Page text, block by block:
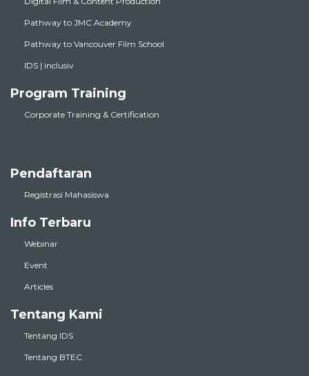
Pathway to JMC Academy
Pathway to Vancouver Film School
IDS | inclusiv
Program Training
Corporate Training & Certification
Registrasi Mahasiswa
Info Terbaru
Webinar
Event
Articles
Tentang Kami
Tentang IDS
Tentang BTEC
Dosen & Pengajar